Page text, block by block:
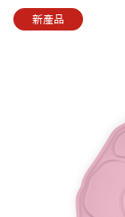
新產品